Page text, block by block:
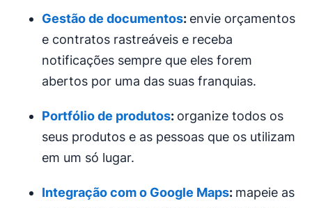
Gestão de documentos: envie orçamentos
e contratos rastreáveis e receba
notificações sempre que eles forem
abertos por uma das suas franquias.
Portfólio de produtos: organize todos os
seus produtos e as pessoas que os utilizam
em um só lugar.
Integração com o Google Maps: mapeie as